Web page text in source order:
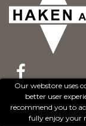
Our webstore uses
better user
recommend you to
fully enjoy your
© 2017 -
Création